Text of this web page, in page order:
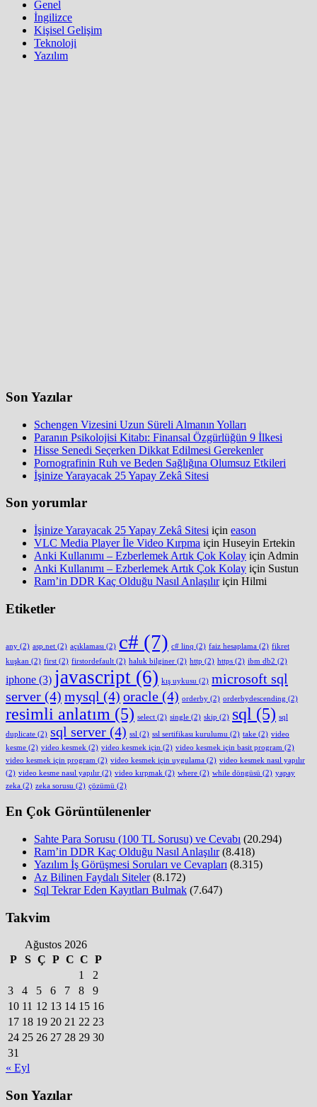
Genel
İngilizce
Kişisel Gelişim
Teknoloji
Yazılım
Son Yazılar
Schengen Vizesini Uzun Süreli Almanın Yolları
Paranın Psikolojisi Kitabı: Finansal Özgürlüğün 9 İlkesi
Hisse Senedi Seçerken Dikkat Edilmesi Gerekenler
Pornografinin Ruh ve Beden Sağlığına Olumsuz Etkileri
İşinize Yarayacak 25 Yapay Zekâ Sitesi
Son yorumlar
İşinize Yarayacak 25 Yapay Zekâ Sitesi için eason
VLC Media Player İle Video Kırpma için Huseyin Ertekin
Anki Kullanımı – Ezberlemek Artık Çok Kolay için Admin
Anki Kullanımı – Ezberlemek Artık Çok Kolay için Sustun
Ram’in DDR Kaç Olduğu Nasıl Anlaşılıriçin Hilmi
Etiketler
any (2) asp.net (2) açıklaması (2) c# (7) c# linq (2) faiz hesaplama (2) fikret
kuşkan (2) first (2) firstordefault (2) haluk bilginer (2) http (2) https (2) ibm db2 (2)
iphone (3) javascript (6) kış uykusu (2) microsoft sql
server (4) mysql (4) oracle (4) orderby (2) orderbydescending (2)
resimli anlatım (5) select (2) single (2) skip (2) sql (5) sql
duplicate (2) sql server (4) ssl (2) ssl sertifikası kurulumu (2) take (2) video
kesme (2) video kesmek (2) video kesmek için (2) video kesmek için basit program (2)
video kesmek için program (2) video kesmek için uygulama (2) video kesmek nasıl yapılır
(2) video kesme nasıl yapılır (2) video kırpmak (2) where (2) while döngüsü (2) yapay
zeka (2) zeka sorusu (2) çözümü (2)
En Çok Görüntülenenler
Sahte Para Sorusu (100 TL Sorusu) ve Cevabı (20.294)
Ram’in DDR Kaç Olduğu Nasıl Anlaşılır (8.418)
Yazılım İş Görüşmesi Soruları ve Cevapları (8.315)
Az Bilinen Faydalı Siteler (8.172)
Sql Tekrar Eden Kayıtları Bulmak (7.647)
Takvim
Ağustos 2026
P
S Ç P C C P
1
2
3
4 5 6 7 8
9
10 11 12 13 14 15 16
17 18 19 20 21 22 23
24 25 26 27 28 29 30
31
« Eyl
Son Yazılar